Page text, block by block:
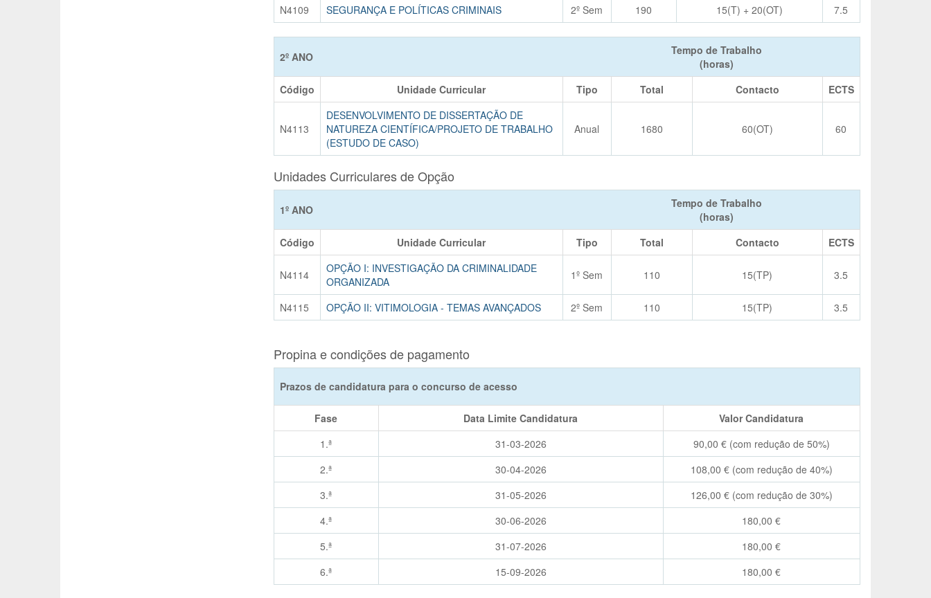
N4109 SEGURANÇA E POLÍTICAS CRIMINAIS 2º Sem 190 15(T) + 20(OT) 7.5
2º ANO
Tempo de Trabalho
(horas)
Código
Unidade Curricular Tipo Total Contacto ECTS
N4113
DESENVOLVIMENTO DE DISSERTAÇÃO DE
NATUREZA CIENTÍFICA/PROJETO DE TRABALHO
(ESTUDO DE CASO)
Anual 1680 60(OT) 60
Unidades Curriculares de Opção
1º ANO
Tempo de Trabalho
(horas)
Código
Unidade Curricular Tipo Total Contacto ECTS
N4114
OPÇÃO I: INVESTIGAÇÃO DA CRIMINALIDADE
ORGANIZADA
1º Sem 110 15(TP) 3.5
N4115 OPÇÃO II: VITIMOLOGIA - TEMAS AVANÇADOS 2º Sem 110 15(TP) 3.5
Propina e condições de pagamento
Prazos de candidatura para o concurso de acesso
Fase Data Limite Candidatura
Valor Candidatura
1.ª
31-03-2026
90,00 € (com redução de 50%)
2.ª
30-04-2026
108,00 € (com redução de 40%)
3.ª
31-05-2026
126,00 € (com redução de 30%)
4.ª
30-06-2026
180,00 €
5.ª
31-07-2026
180,00 €
6.ª
15-09-2026 180,00 €